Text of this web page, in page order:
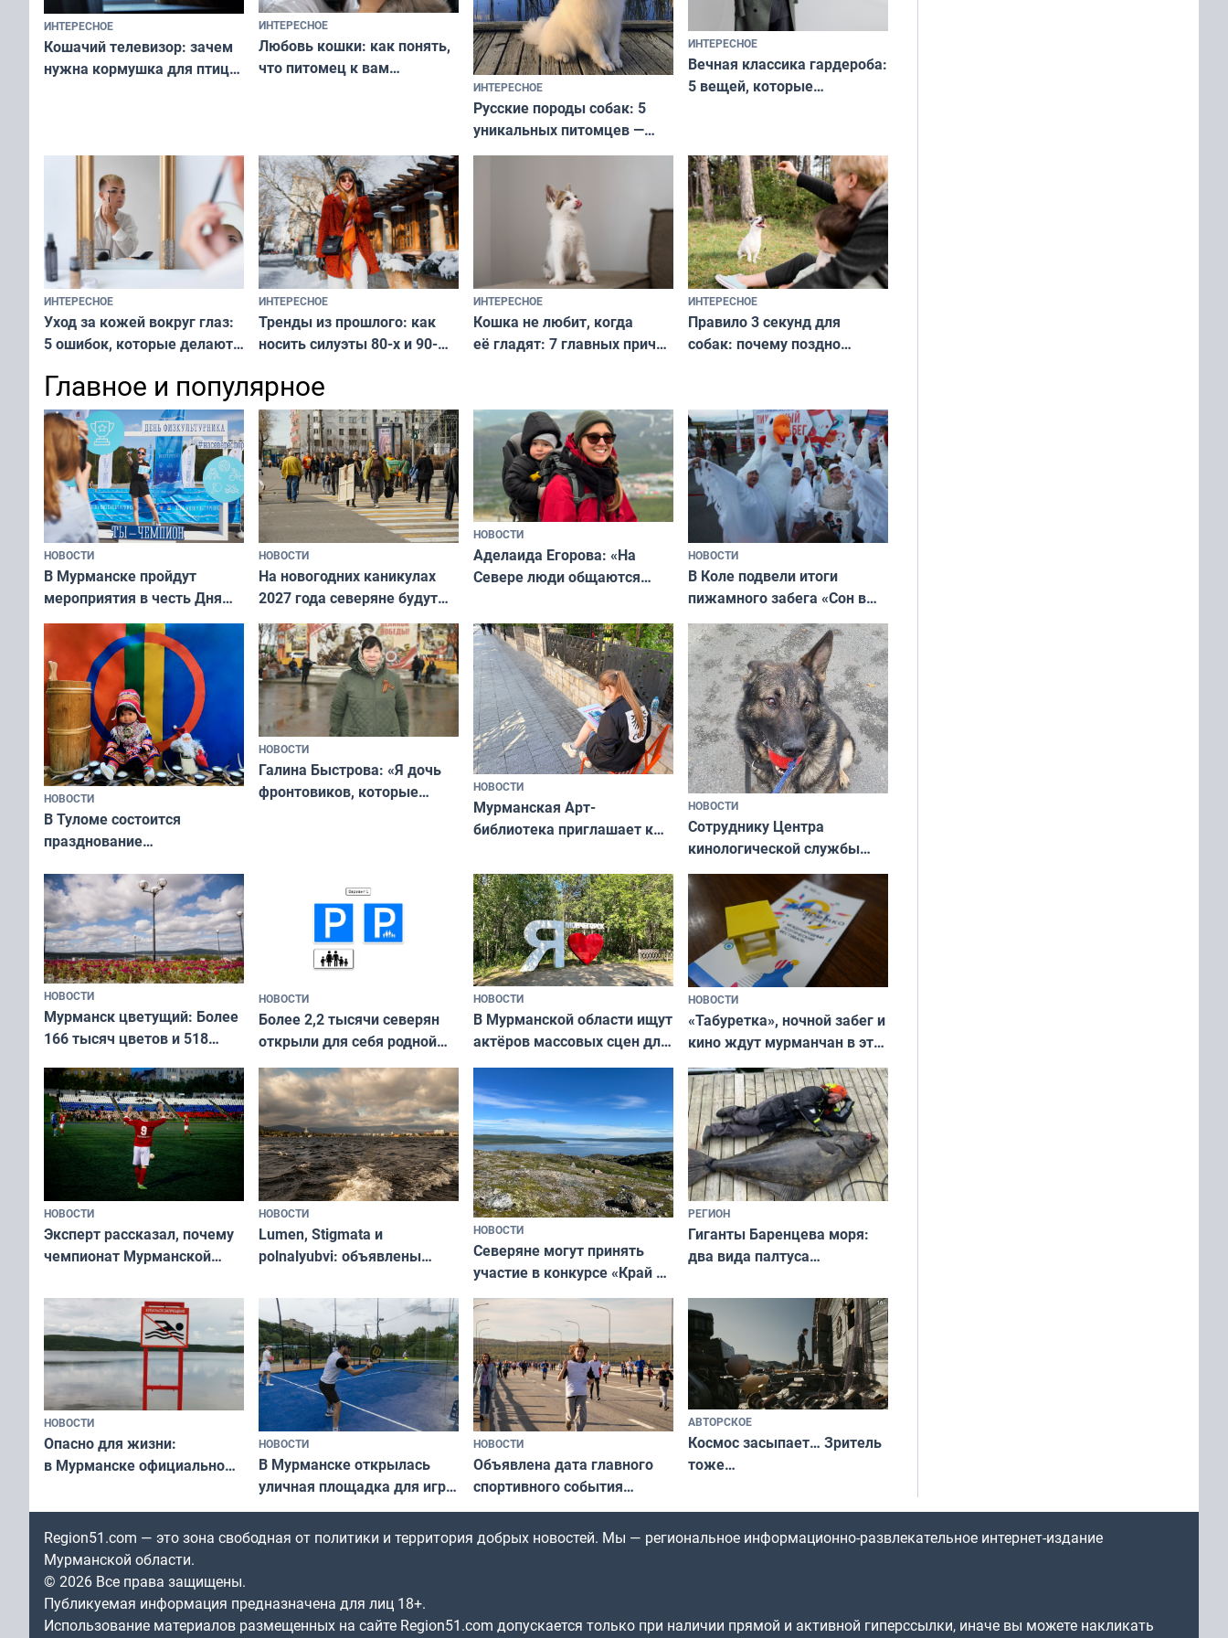
ИНТЕРЕСНОЕ
Кошачий телевизор: зачем
нужна кормушка для птиц
ИНТЕРЕСНОЕ
Любовь кошки: как понять,
что питомец к вам
ИНТЕРЕСНОЕ
Русские породы собак: 5
уникальных питомцев —
национальные сокровища
и характером
ИНТЕРЕСНОЕ
Вечная классика гардероба:
5 вещей, которые
и актуально в любой сезон
ИНТЕРЕСНОЕ
Уход за кожей вокруг глаз:
5 ошибок, которые делают
и вернуть свежий взгляд
без дорогих средств
ИНТЕРЕСНОЕ
Тренды из прошлого: как
носить силуэты 80-х и 90-
современно и стильно без
переплат
ИНТЕРЕСНОЕ
Кошка не любит, когда
её гладят: 7 главных причин
независимому питомцу
ИНТЕРЕСНОЕ
Правило 3 секунд для
собак: почему поздно
питомцу всё сразу и без
криков
Главное и популярное
НОВОСТИ
В Мурманске пройдут
мероприятия в честь Дня
физкультурника
НОВОСТИ
На новогодних каникулах
2027 года северяне будут
отдыхать 11 дней
НОВОСТИ
Аделаида Егорова: «На
Севере люди общаются
а потому что
ты им интересен»
НОВОСТИ
В Коле подвели итоги
пижамного забега «Сон в
Олимпийскую ночь»
НОВОСТИ
В Туломе состоится
празднование
коренных народов мира
НОВОСТИ
Галина Быстрова: «Я дочь
фронтовиков, которые
НОВОСТИ
Мурманская Арт-
библиотека приглашает к
и фотографов
НОВОСТИ
Сотруднику Центра
кинологической службы
ищут новый дом
НОВОСТИ
Мурманск цветущий: Более
166 тысяч цветов и 518
НОВОСТИ
Более 2,2 тысячи северян
открыли для себя родной
край в рамках проекта
«Туризм для своих»
НОВОСТИ
В Мурманской области ищут
актёров массовых сцен для
съёмок в
короткометражном фильме
НОВОСТИ
«Табуретка», ночной забег и
кино ждут мурманчан в эти
выходные
НОВОСТИ
Эксперт рассказал, почему
чемпионат Мурманской
незамеченным
НОВОСТИ
Lumen, Stigmata и
polnalyubvi: объявлены
«Имандра» в 2026 года
НОВОСТИ
Северяне могут принять
участие в конкурсе «Край у
северной границы: фотогид
по Печенгскому округу»
РЕГИОН
Гиганты Баренцева моря:
два вида палтуса
НОВОСТИ
Опасно для жизни:
в Мурманске официально
в городских водоёмах
НОВОСТИ
В Мурманске открылась
уличная площадка для игры
в падел
НОВОСТИ
Объявлена дата главного
спортивного события
Заполярья: как зарождался
фестиваль «Гольфстрим»
АВТОРСКОЕ
Космос засыпает… Зритель
тоже…
Region51.com — это зона свободная от политики и территория добрых новостей. Мы — региональное информационно-развлекательное интернет-издание
Мурманской области.
© 2026 Все права защищены.
Публикуемая информация предназначена для лиц 18+.
Использование материалов размещенных на сайте Region51.com допускается только при наличии прямой и активной гиперссылки, иначе вы можете накликать